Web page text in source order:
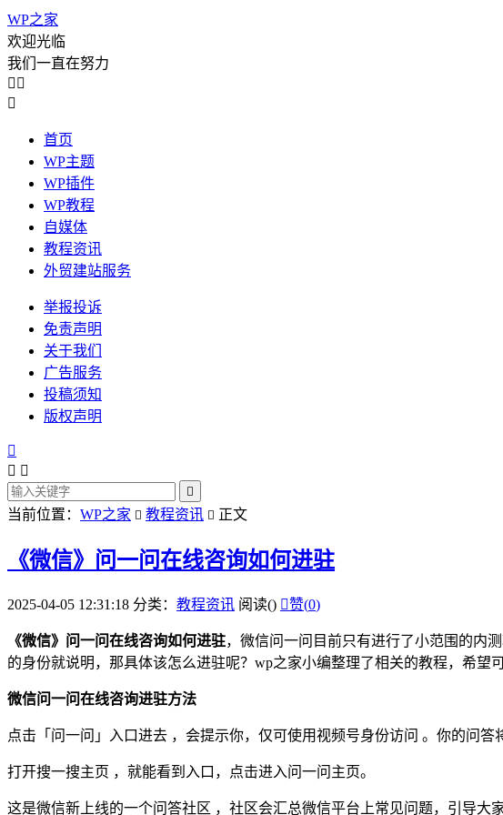
WP之家
欢迎光临
我们一直在努力
 

首页
WP主题
WP插件
WP教程
自媒体
教程资讯
外贸建站服务
举报投诉
免责声明
关于我们
广告服务
投稿须知
版权声明

 

当前位置： WP之家  教程资讯  正文
《微信》问一问在线咨询如何进驻
2025-04-05 12:31:18 分类： 教程资讯 阅读() 赞(0)
《微信》问一问在线咨询如何进驻，微信问一问目前只有进行了小范围的内
的身份就说明，那具体该怎么进驻呢？wp之家小编整理了相关的教程，希望
微信问一问在线咨询进驻方法
点击 「问一问」入口进去 ，会提示你，仅可使用视频号身份访问 。你的问答
打开搜一搜主页 ，就能看到入口，点击进入问一问主页。
这是微信新上线的一个问答社区 ，社区会汇总微信平台上常见问题，引导大